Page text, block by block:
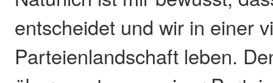
entscheidet und wir in einer
Parteienlandschaft leben.